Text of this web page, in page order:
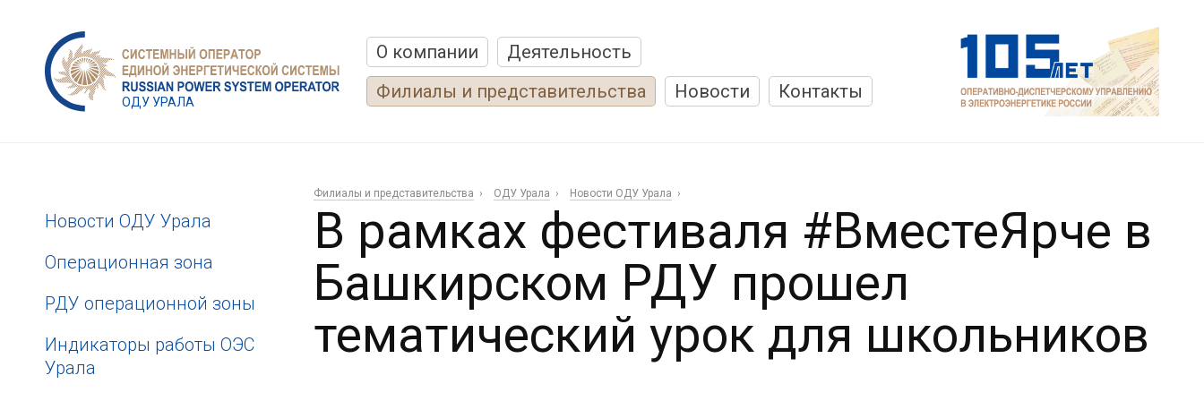
ОДУ УРАЛА
О компании
Деятельность
Филиалы и представительства
Новости Контакты
Новости ОДУ Урала
Операционная зона
РДУ операционной зоны
Индикаторы работы ОЭС
Урала
Филиалы и представительства ОДУ Урала Новости ОДУ Урала
В рамках фестиваля #ВместеЯрче в
Башкирском РДУ прошел
тематический урок для школьников